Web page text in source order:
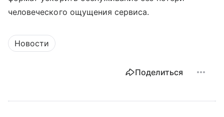
человеческого ощущения сервиса.
Новости
Поделиться